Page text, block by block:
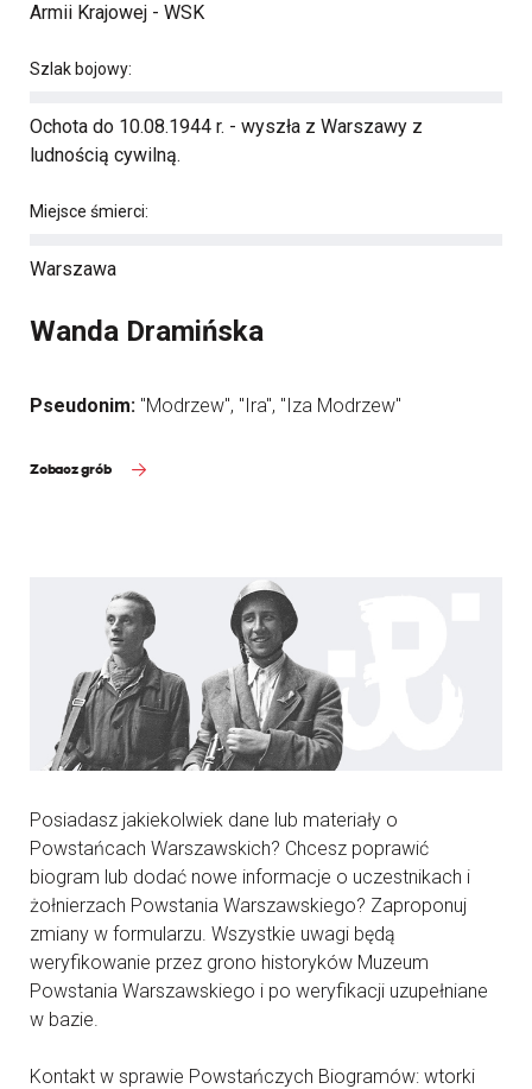
Armii Krajowej - WSK
Szlak bojowy:
Ochota do 10.08.1944 r. - wyszła z Warszawy z
ludnością cywilną.
Miejsce śmierci:
Warszawa
Wanda Dramińska
Pseudonim: "Modrzew", "Ira", "Iza Modrzew"
Zobacz grób
Posiadasz jakiekolwiek dane lub materiały o
Powstańcach Warszawskich? Chcesz poprawić
biogram lub dodać nowe informacje o uczestnikach i
żołnierzach Powstania Warszawskiego? Zaproponuj
zmiany w formularzu. Wszystkie uwagi będą
weryfikowanie przez grono historyków Muzeum
Powstania Warszawskiego i po weryfikacji uzupełniane
w bazie.
Kontakt w sprawie Powstańczych Biogramów: wtorki